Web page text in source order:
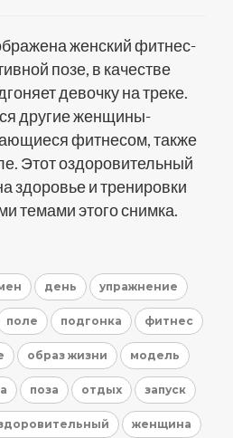
женский фитнес-
позе, в качестве
девочку на треке.
другие женщины-
фитнесом, также
Этот оздоровительный
здоровье и тренировки
темами этого снимка.
день упражнение
поле подгонка фитнес
образ жизни модель
поза отдых запуск
женщина